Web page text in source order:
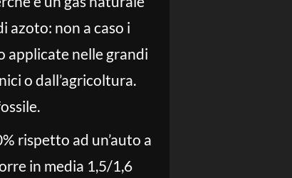
azoto: non a caso i
applicate nelle grandi
o dall’agricoltura.
rispetto ad un’auto a
in media 1,5/1,6